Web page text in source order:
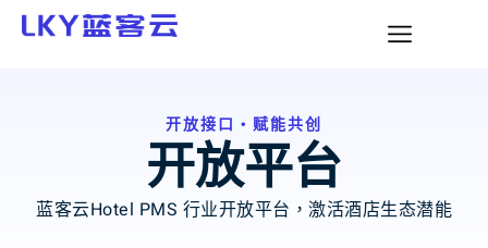
开放接口・赋能共创
开放平台
蓝客云Hotel PMS 行业开放平台，激活酒店生态潜能